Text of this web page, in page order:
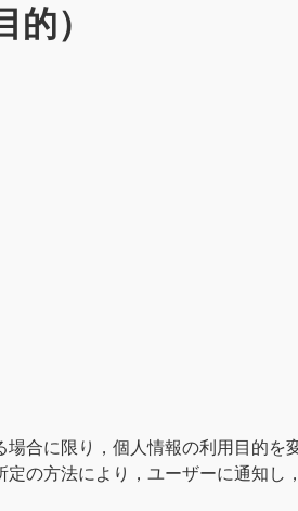
）
合に限り，個人情報の利用目的を
の方法により，ユーザーに通知し